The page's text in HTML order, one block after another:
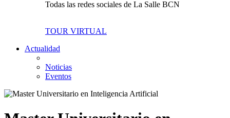
Todas las redes sociales de La Salle BCN
TOUR VIRTUAL
Actualidad
Noticias
Eventos